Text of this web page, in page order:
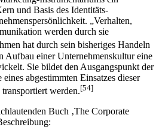
Instrumentariums ein
und Basis des Identitäts-
„Verhalten,
werden durch sie
hat durch sein bisheriges Handeln
Aufbau einer Unternehmenskultur eine
Sie bildet den Ausgangspunkt der
abgestimmten Einsatzes dieser
Buch ‚The Corporate